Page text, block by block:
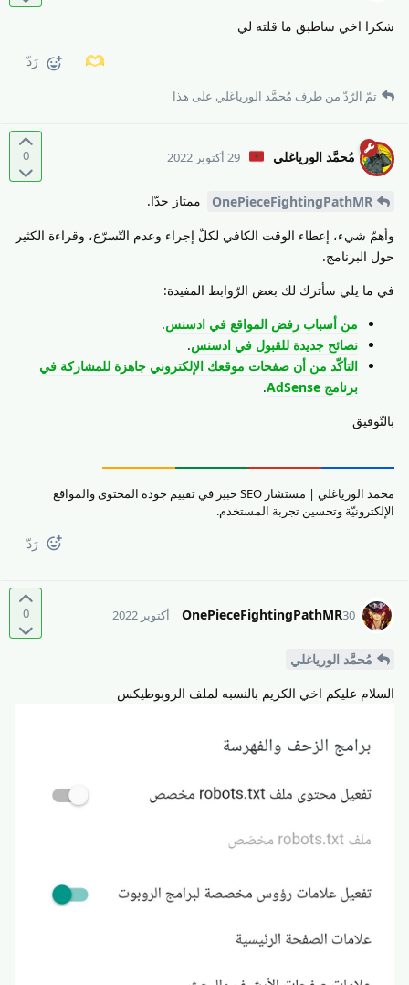
شكرا اخي ساطبق ما قلته لي
رَدّ
تمّ الرّدّ من طرف مُحمَّد الورياغلي على هذا
0 مُحمَّد الورياغلي 29 أكتوبر 2022
OnePieceFightingPathMR ممتاز جدّا.
وأهمّ شيء، إعطاء الوقت الكافي لكلّ إجراء وعدم التّسرّع، وقراءة الكثير
حول البرنامج.
في ما يلي سأترك لك بعض الرّوابط المفيدة:
من أسباب رفض المواقع في ادسنس.
نصائح جديدة للقبول في ادسنس.
التأكّد من أن صفحات موقعك الإلكتروني جاهزة للمشاركة في
برنامج AdSense
.
بالتّوفيق
محمد الورياغلي | مستشار SEO خبير في تقييم جودة المحتوى والمواقع
الإلكترونيّة وتحسين تجربة المستخدم.
رَدّ
0 OnePieceFightingPathMR30 أكتوبر 2022
مُحمَّد الورياغلي
السلام عليكم اخي الكريم بالنسبه لملف الروبوطيكس